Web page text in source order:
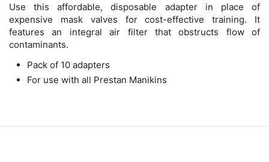
Use this affordable, disposable adapter in place of
expensive mask valves for cost-effective training. It
features an integral air filter that obstructs flow of
contaminants.
Pack of 10 adapters
For use with all Prestan Manikins